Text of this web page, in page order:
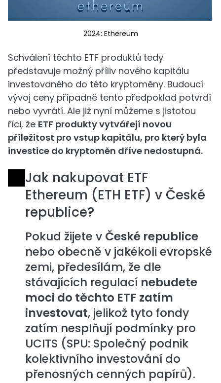
2024: Ethereum
Schválení těchto ETF produktů tedy
představuje možný příliv nového kapitálu
investovaného do této kryptoměny. Budoucí
vývoj ceny případně tento předpoklad potvrdí
nebo vyvrátí. Ale již nyní můžeme s jistotou
říci, že ETF produkty vytvářejí novou
příležitost pro vstup kapitálu, pro který byla
investice do kryptoměn dříve nedostupná.
Jak nakupovat ETF
Ethereum (ETH ETF) v České
republice?
Pokud žijete v České republice
nebo obecně v jakékoli evropské
zemi, předesílám, že dle
stávajících regulací nebudete
moci do těchto ETF zatím
investovat, jelikož tyto fondy
zatím nesplňují podmínky pro
UCITS (SPU: Společný podnik
kolektivního investování do
přenosných cenných papírů).